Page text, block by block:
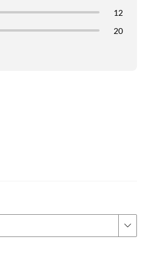
12
20